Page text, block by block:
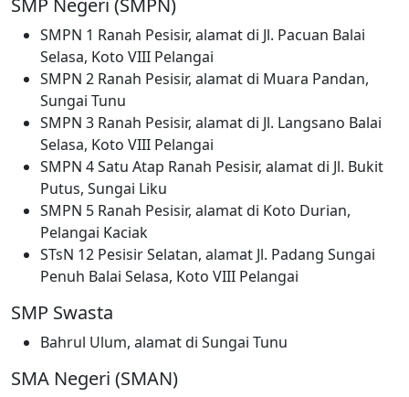
SMP Negeri (SMPN)
SMPN 1 Ranah Pesisir, alamat di Jl. Pacuan Balai
Selasa, Koto VIII Pelangai
SMPN 2 Ranah Pesisir, alamat di Muara Pandan,
Sungai Tunu
SMPN 3 Ranah Pesisir, alamat di Jl. Langsano Balai
Selasa, Koto VIII Pelangai
SMPN 4 Satu Atap Ranah Pesisir, alamat di Jl. Bukit
Putus, Sungai Liku
SMPN 5 Ranah Pesisir, alamat di Koto Durian,
Pelangai Kaciak
STsN 12 Pesisir Selatan, alamat Jl. Padang Sungai
Penuh Balai Selasa, Koto VIII Pelangai
SMP Swasta
Bahrul Ulum, alamat di Sungai Tunu
SMA Negeri (SMAN)